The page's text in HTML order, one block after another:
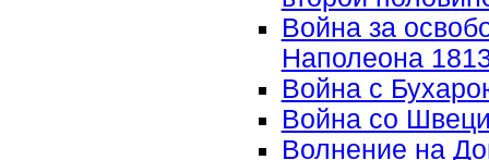
Война за
Наполеона
Война с
Война со
Волнение на